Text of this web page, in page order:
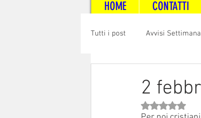
HOME CONTATTI
Tutti i post Avvisi
Sinodo 2021-23
2
Valutazione